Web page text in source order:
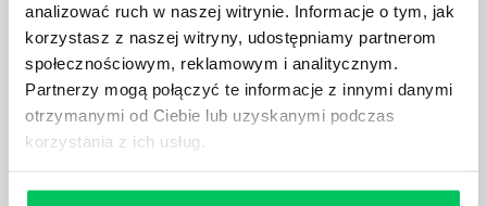
analizować ruch w naszej witrynie. Informacje o tym, jak
korzystasz z naszej witryny, udostępniamy partnerom
społecznościowym, reklamowym i analitycznym.
Partnerzy mogą połączyć te informacje z innymi danymi
otrzymanymi od Ciebie lub uzyskanymi podczas
korzystania z ich usług.
CZYM ZAJMUJE SIĘ AUDYTOR WEWNĘTRZNY
LABORATORIUM?
W każdym miejscu pracy osoby zatrudnione na
zgodnie z zaleceniami powierzone sobie zadania.